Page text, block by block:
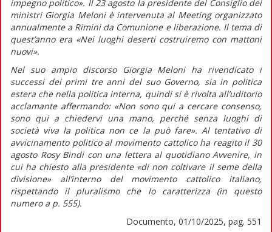
impegno politico». Il 23 agosto la presidente del Consiglio dei
ministri Giorgia Meloni è intervenuta al Meeting organizzato
annualmente a Rimini da Comunione e liberazione. Il tema di
quest’anno era «Nei luoghi deserti costruiremo con mattoni
nuovi».
Nel suo ampio discorso Giorgia Meloni ha rivendicato i
successi dei primi tre anni del suo Governo, sia in politica
estera che nella politica interna, quindi si è rivolta all’uditorio
acclamante affermando:«Non sono qui a cercare consenso,
sono qui a chiedervi una mano, perché senza luoghi di
società viva la politica non ce la può fare». Al tentativo di
avvicinamento politico al movimento cattolico ha reagito il 30
agosto Rosy Bindi con una lettera al quotidianoAvvenire, in
cui ha chiesto alla presidente«di non coltivare il seme della
divisione» all’interno del movimento cattolico italiano,
rispettando il pluralismo che lo caratterizza (inquesto
numero a p. 555).
Documento, 01/10/2025, pag. 551